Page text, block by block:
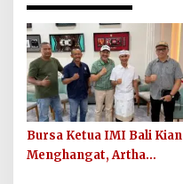
Bursa Ketua IMI Bali Kian
Menghangat, Artha